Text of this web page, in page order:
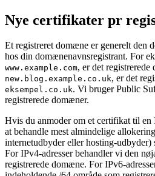
Nye certifikater pr
Et registreret domæne er generelt den
hos din domænenavnsregistrant. For
www.example.com, er det registrerede
new.blog.example.co.uk, er det
eksempel.co.uk. Vi bruger Public
registrerede domæner.
Hvis du anmoder om et certifikat til en
at behandle mest almindelige
internetudbyder eller hosting-udbyder)
For IPv4-adresser behandler vi den
registrerede domæne. For IPv6-